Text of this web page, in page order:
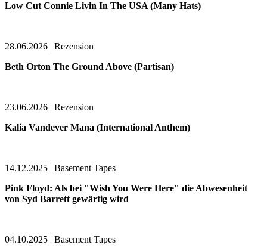
Low Cut Connie Livin In The USA (Many Hats)
28.06.2026 | Rezension
Beth Orton The Ground Above (Partisan)
23.06.2026 | Rezension
Kalia Vandever Mana (International Anthem)
14.12.2025 | Basement Tapes
Pink Floyd: Als bei "Wish You Were Here" die Abwesenheit
von Syd Barrett gewärtig wird
04.10.2025 | Basement Tapes